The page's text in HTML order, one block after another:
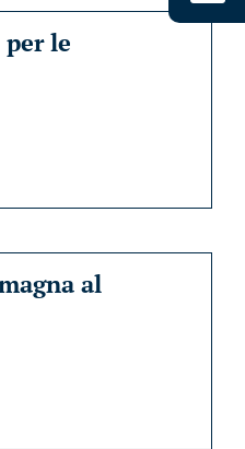
le
al